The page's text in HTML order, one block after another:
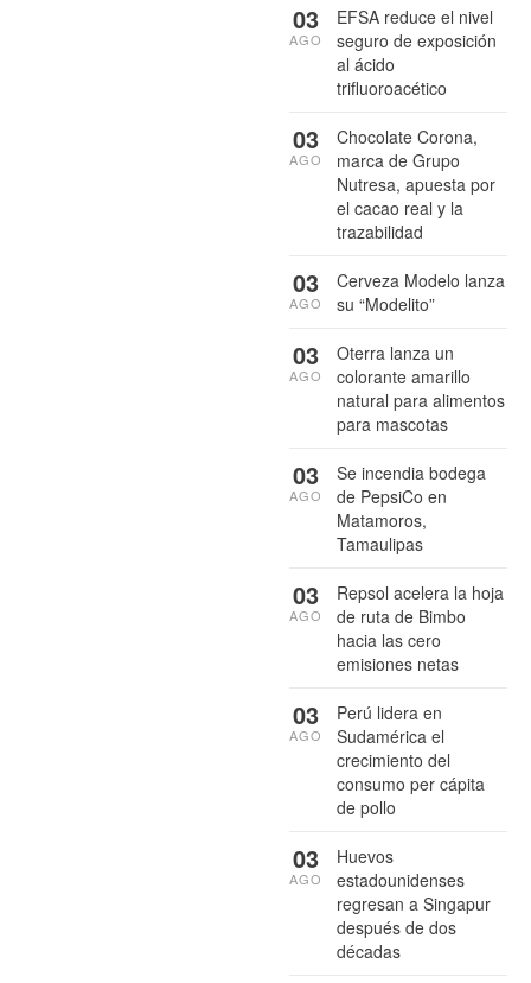
EFSA reduce el nivel
seguro de exposición
al ácido
trifluoroacético
03
AGO
Chocolate Corona,
marca de Grupo
Nutresa, apuesta por
el cacao real y la
trazabilidad
03
AGO
Cerveza Modelo lanza
su “Modelito”
03
AGO
Oterra lanza un
colorante amarillo
natural para alimentos
para mascotas
03
AGO
Se incendia bodega
de PepsiCo en
Matamoros,
Tamaulipas
03
AGO
Repsol acelera la hoja
de ruta de Bimbo
hacia las cero
emisiones netas
03
AGO
Perú lidera en
Sudamérica el
crecimiento del
consumo per cápita
de pollo
03
AGO
Huevos
estadounidenses
regresan a Singapur
después de dos
décadas
03
AGO